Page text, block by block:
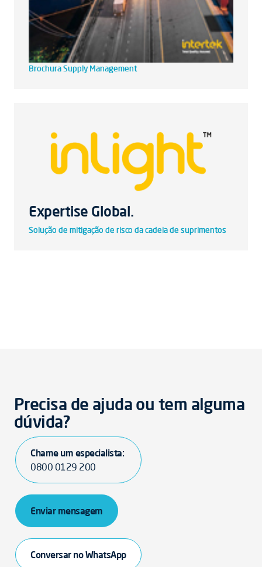
Brochura Supply Management
Expertise Global.
Solução de mitigação de risco da cadeia de suprimentos
Precisa de ajuda ou tem alguma
dúvida?
Chame um especialista:
0800 0129 200
Enviar mensagem
Conversar no WhatsApp